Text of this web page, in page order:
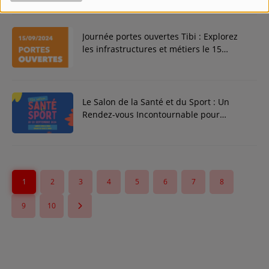
Journée portes ouvertes Tibi : Explorez
les infrastructures et métiers le 15
Le Salon de la Santé et du Sport : Un
Rendez-vous Incontournable pour
1 2 3 4 5 6 7 8
9 10